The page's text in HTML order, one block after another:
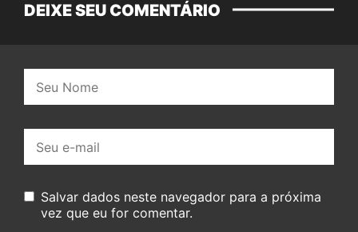
DEIXE SEU COMENTÁRIO
mail:
Salvar dados neste navegador para a próxima
vez que eu for comentar.